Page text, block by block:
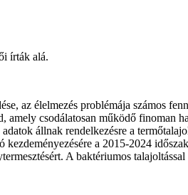
írták alá.
az élelmezés problémája számos
amely csodálatosan működő finoman
állnak rendelkezésre a
a 2015-2024
A baktériumos